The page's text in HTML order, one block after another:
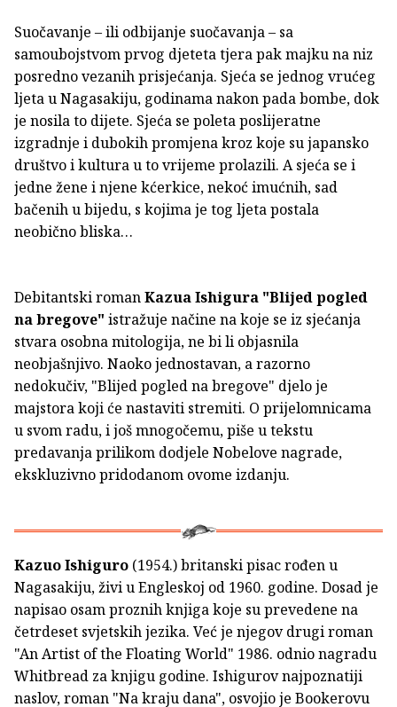
Suočavanje – ili odbijanje suočavanja – sa
samoubojstvom prvog djeteta tjera pak majku na niz
posredno vezanih prisjećanja. Sjeća se jednog vrućeg
ljeta u Nagasakiju, godinama nakon pada bombe, dok
je nosila to dijete. Sjeća se poleta poslijeratne
izgradnje i dubokih promjena kroz koje su japansko
društvo i kultura u to vrijeme prolazili. A sjeća se i
jedne žene i njene kćerkice, nekoć imućnih, sad
bačenih u bijedu, s kojima je tog ljeta postala
neobično bliska…
Debitantski romanKazua Ishigura "Blijed pogled
na bregove" istražuje načine na koje se iz sjećanja
stvara osobna mitologija, ne bi li objasnila
neobjašnjivo. Naoko jednostavan, a razorno
nedokučiv, "Blijed pogled na bregove" djelo je
majstora koji će nastaviti stremiti. O prijelomnicama
u svom radu, i još mnogočemu, piše u tekstu
predavanja prilikom dodjele Nobelove nagrade,
ekskluzivno pridodanom ovome izdanju.
Kazuo Ishiguro (1954.) britanski pisac rođen u
Nagasakiju, živi u Engleskoj od 1960. godine. Dosad je
napisao osam proznih knjiga koje su prevedene na
četrdeset svjetskih jezika. Već je njegov drugi roman
"An Artist of the Floating World" 1986. odnio nagradu
Whitbread za knjigu godine. Ishigurov najpoznatiji
naslov, roman "Na kraju dana", osvojio je Bookerovu